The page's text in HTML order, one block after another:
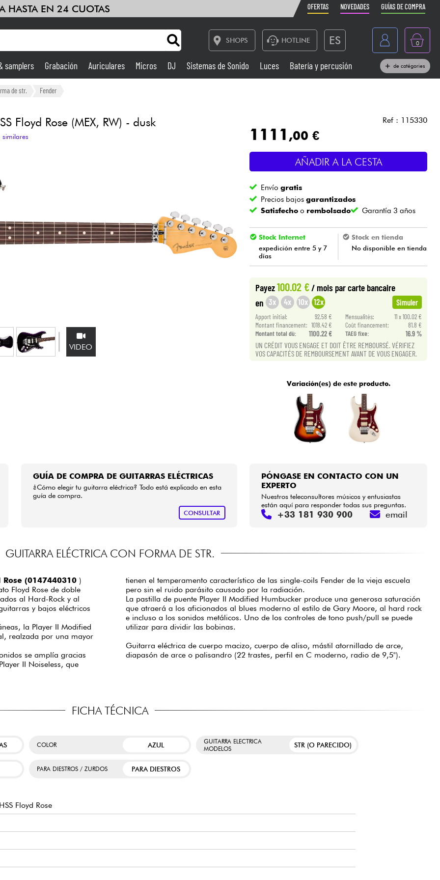
HASTA EN 24 CUOTAS OFERTAS NOVEDADES GUÍAS DE COMPRA
SHOPS HOTLINE ES
France
Belgique
0
Ampli & Efectos
Grabación
Sistemas de Sonido
Vientos
Cables & Acces.
Bundle
Ver nuestras marcas
samplers Grabación Auriculares Micros DJ Sistemas de Sonido Luces Batería y percusión de catégories
de str. Fender
Floyd Rose (MEX, RW) - dusk
similares
VIDEO
Ref : 115330
1111 ,00 €
AÑADIR A LA CESTA
Envíogratis
Precios bajosgarantizados
Satisfecho o rembolsado Garantía 3 años
Stock Internet
expedición entre 5 y 7
días
Stock en tienda
No disponible en tienda
Payez100.02 €/ mois par carte bancaire
en 3x 4x 10x 12x Simuler
Apport initial: 92.58 € Mensualités:
11 x 100.02 €
Montant financement: 1018.42 € Coût financement:
81.8 €
Montant total dù:
1100.22 € TAEG fixe: 16.9 %
UN CRÉDIT VOUS ENGAGE ET DOIT ÊTRE REMBOURSÉ. VÉRIFIEZ
VOS CAPACITÉS DE REMBOURSEMENT AVANT DE VOUS ENGAGER.
Variación(es) de este producto.
GUÍA DE COMPRA DE GUITARRAS ELÉCTRICAS
¿Cómo elegir tu guitarra eléctrica? Todo está explicado en esta
guía de compra.
CONSULTAR
PÓNGASE EN CONTACTO CON UN
EXPERTO
Nuestros teleconsultores músicos y entusiastas
están aquí para responder todas sus preguntas.
+33 181 930 900 email
GUITARRA ELÉCTRICA CON FORMA DE STR.
(0147440310)
Floyd Rose de doble
al Hard-Rock y al
y bajos eléctricos
la Player II Modified
realzada por una mayor
se amplía gracias
II Noiseless, que
tienen el temperamento característico de las single-coils Fender de la vieja escuela
pero sin el ruido parásito causado por la radiación.
La pastilla de puente Player II Modified Humbucker produce una generosa saturación
que atraerá a los aficionados al blues moderno al estilo de Gary Moore, al hard rock
e incluso a los sonidos metálicos. Uno de los controles de tono push/pull se puede
utilizar para dividir las bobinas.
Guitarra eléctrica de cuerpo macizo, cuerpo de aliso, mástil atornillado de arce,
diapasón de arce o palisandro (22 trastes, perfil en C moderno, radio de 9,5").
FICHA TÉCNICA
COLOR AZUL
GUITARRA ELECTRICA
MODELOS
STR (O PARECIDO)
PARA DIESTROS / ZURDOS PARA DIESTROS
Floyd Rose